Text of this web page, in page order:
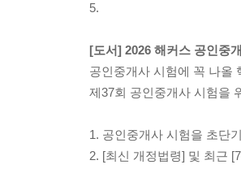
5.
[도서] 2026 해커스 공인중
공인중개사 시험에 꼭 나올
제37회 공인중개사 시험을
1. 공인중개사 시험을 초단
2. [최신 개정법령] 및 최근